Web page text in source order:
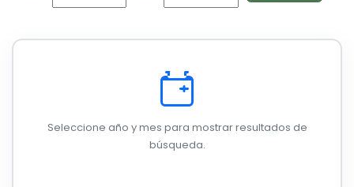
Plan Operativo Anual - POA
Convenios Institucionales
PRESUPUESTO: EJECUCIÓN Y REPORTES
Seleccione año y mes para mostrar resultados de
búsqueda.